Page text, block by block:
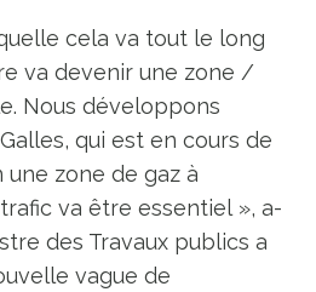
cela va tout le long
va devenir une zone /
Nous développons
qui est en cours de
zone de gaz à
va être essentiel », a-
des Travaux publics a
vague de